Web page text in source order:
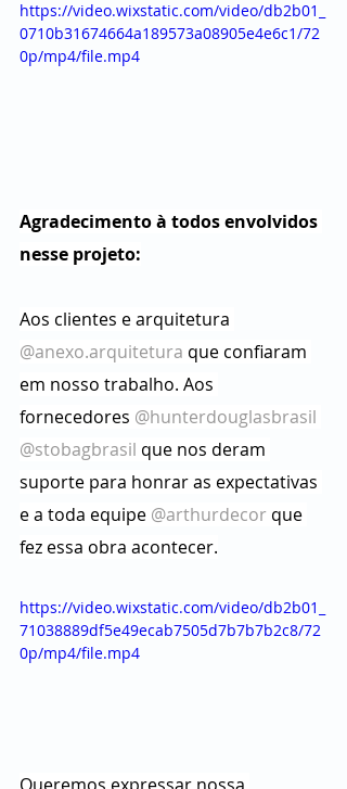
https://video.wixstatic.com/video/db2b01_
0710b31674664a189573a08905e4e6c1/72
0p/mp4/file.mp4
Agradecimento à todos envolvidos
nesse projeto:
Aos clientes e arquitetura
@anexo.arquitetura que confiaram
em nosso trabalho. Aos
fornecedores @hunterdouglasbrasil
@stobagbrasil que nos deram
suporte para honrar as expectativas
e a toda equipe @arthurdecor que
fez essa obra acontecer.
https://video.wixstatic.com/video/db2b01_
71038889df5e49ecab7505d7b7b7b2c8/72
0p/mp4/file.mp4